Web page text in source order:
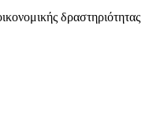
δραστηριότητας